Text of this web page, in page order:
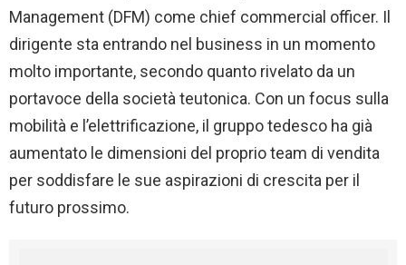
Management (DFM) come chief commercial officer. Il
dirigente sta entrando nel business in un momento
molto importante, secondo quanto rivelato da un
portavoce della società teutonica. Con un focus sulla
mobilità e l’elettrificazione, il gruppo tedesco ha già
aumentato le dimensioni del proprio team di vendita
per soddisfare le sue aspirazioni di crescita per il
futuro prossimo.